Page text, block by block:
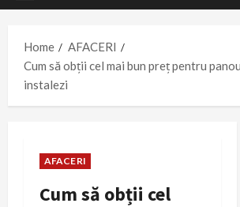
Home
AFACERI
Cum să obții cel mai bun preț pentru
instalezi
AFACERI
Cum să obții cel